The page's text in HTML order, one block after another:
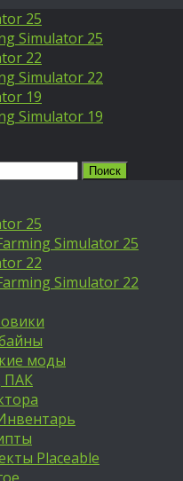
25
Simulator 25
22
Simulator 22
19
Simulator 19
25
Simulator 25
22
Simulator 22
моды
ПАК
Placeable